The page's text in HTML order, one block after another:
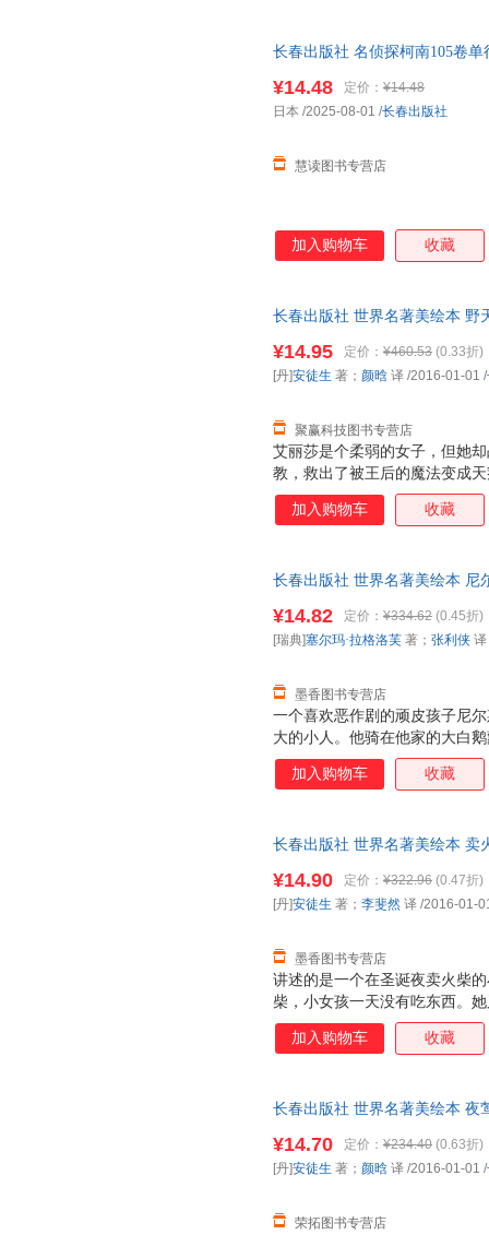
说要从烟囱里爬进来。小猪听
长春出版社 名侦探柯南105卷
¥14.48 定价： ¥14.48
慧读图书专营店
日本 /2025-08-01 /长春出版社
加入购物车 收藏
长春出版社 世界名著美绘本 野
子发票！
艾丽莎是个柔弱的女子，但她
教，救出了被王后的魔法变成
气、决心和毅力。面对荨麻的
气啊。面对主教对她的诬陷和
¥14.95 定价： ¥460.53 (0.33折)
聚赢科技图书专营店
[丹]安徒生 著； 颜晗 译 /2016-01-01 /
加入购物车 收藏
长春出版社 世界名著美绘本 尼
电子发票！
一个喜欢恶作剧的顽皮孩子尼
大的小人。他骑在他家的大白
行。通过这次奇异的旅行，尼
到过好几个凶恶阴险的敌人。
¥14.82 定价： ¥334.62 (0.45折)
墨香图书专营店
[瑞典]塞尔玛·拉格洛芙 著； 张利侠 译
加入购物车 收藏
长春出版社 世界名著美绘本 卖
一套，电子发票！
讲述的是一个在圣诞夜卖火柴
柴，小女孩一天没有吃东西。
香的烤鹅；她擦亮第二根火柴
柴，看见了久违的外婆，她想
¥14.90 定价： ¥322.96 (0.47折)
墨香图书专营店
[丹]安徒生 著； 李斐然 译 /2016-01-
加入购物车 收藏
长春出版社 世界名著美绘本 夜
发票！
¥14.70 定价： ¥234.40 (0.63折)
荣拓图书专营店
[丹]安徒生 著； 颜晗 译 /2016-01-01 /